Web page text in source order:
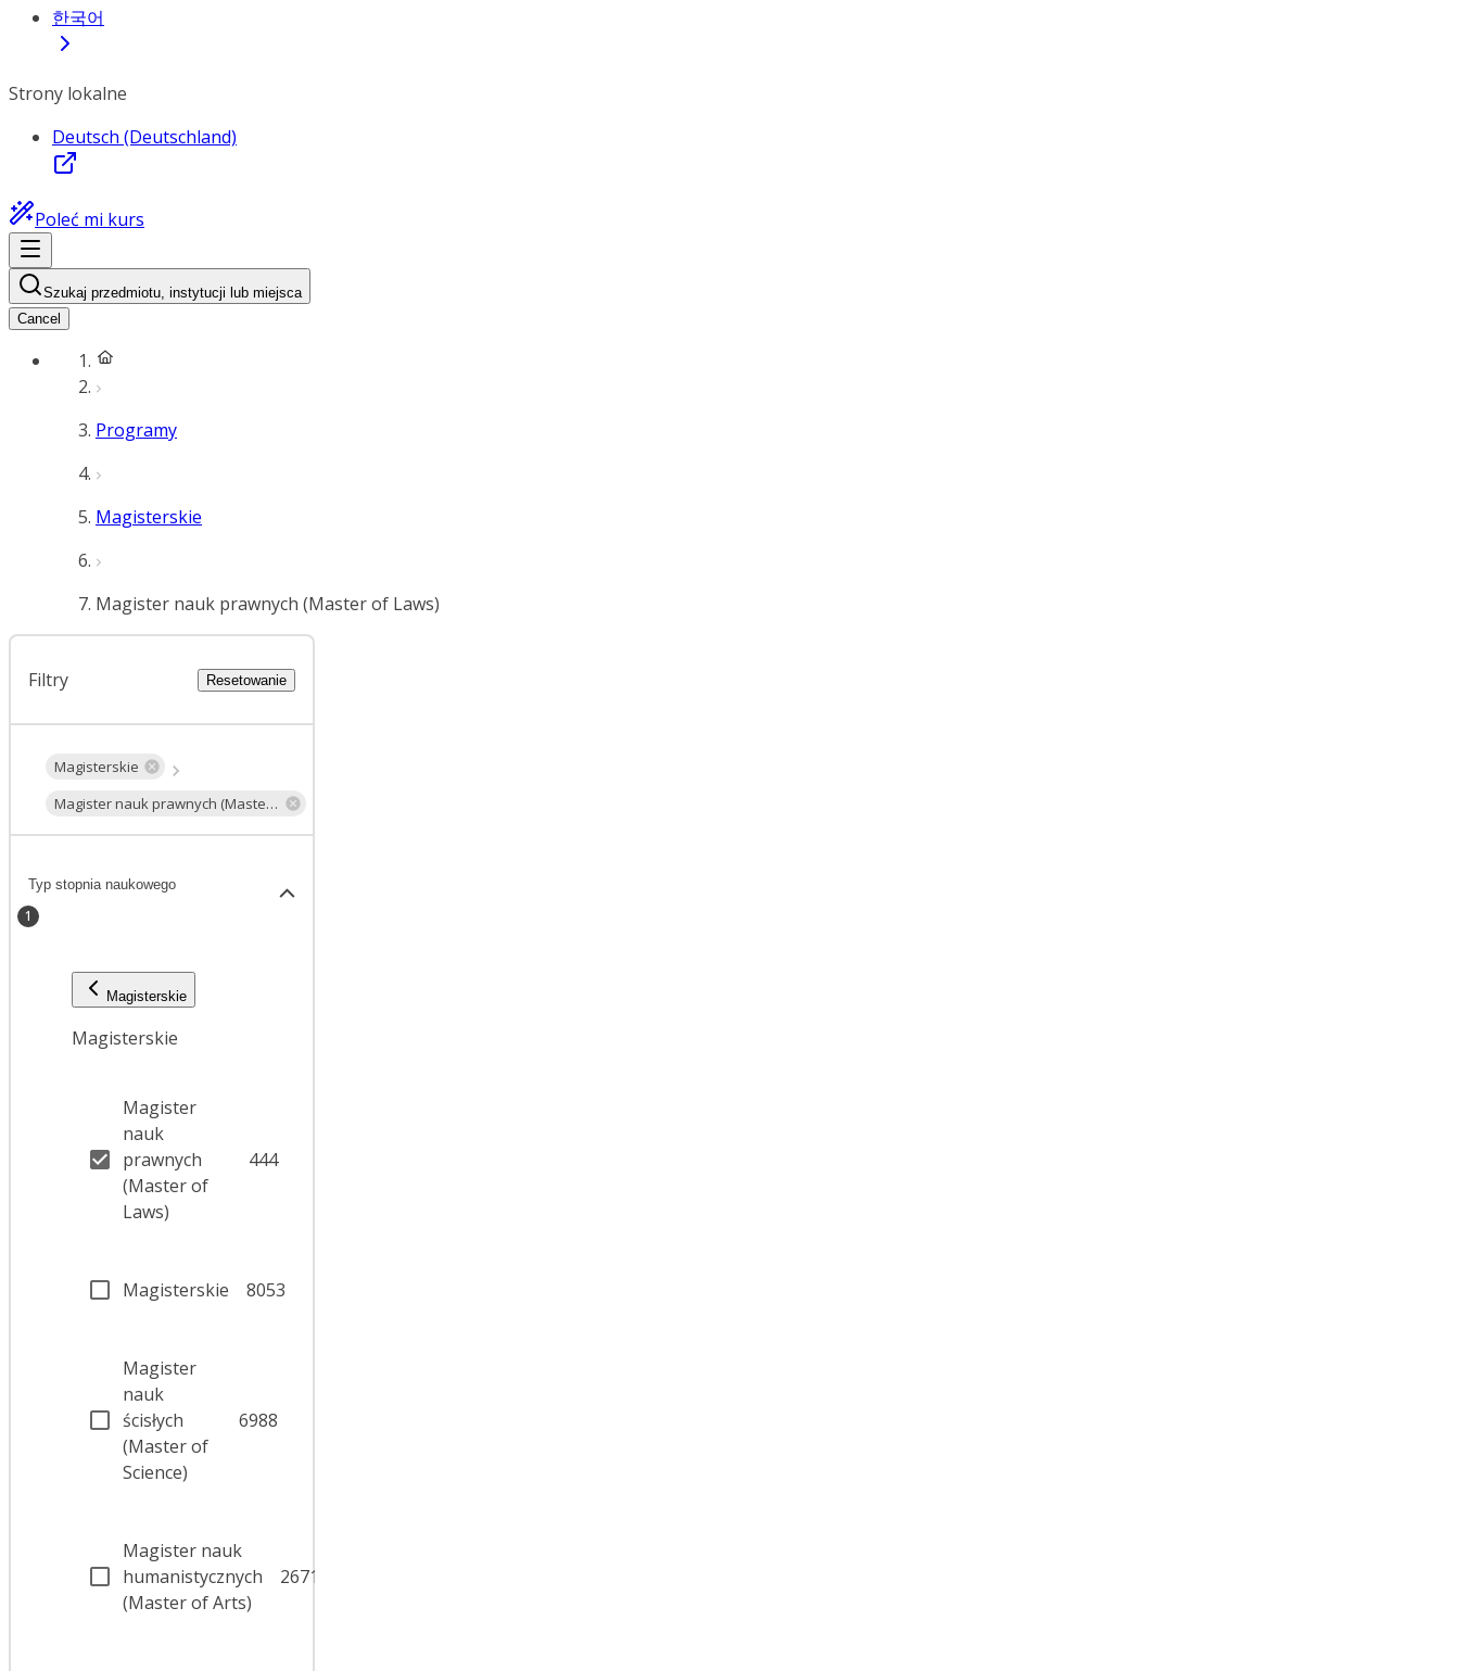
한국어
Strony lokalne
Deutsch (Deutschland)
Poleć mi kurs
Szukaj przedmiotu, instytucji lub miejsca
Cancel
Programy
Magisterskie
Magister nauk prawnych (Master of Laws)
Filtry Resetowanie
Magisterskie
Magister nauk prawnych (Master of Laws)
Typ stopnia naukowego
1
Magisterskie
Magisterskie
Magister
nauk
prawnych
(Master of
Laws)
444
Magisterskie 8053
Magister
nauk
ścisłych
(Master of
Science)
6988
Magister nauk
humanistycznych
(Master of Arts)
2671